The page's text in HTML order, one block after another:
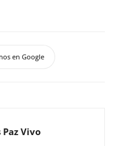
en Google
Vivo